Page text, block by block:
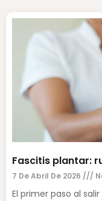
Fascitis plantar:
7 De Abril De 2026
El primer paso al